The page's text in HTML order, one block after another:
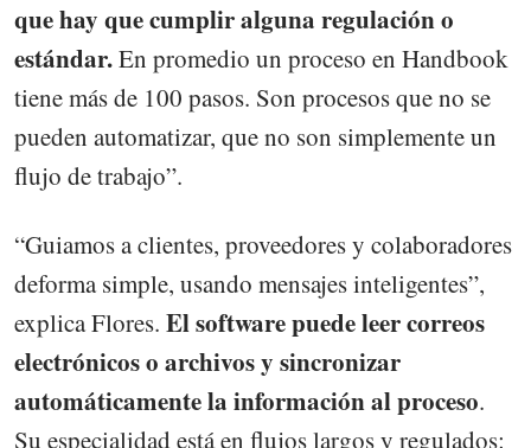
que hay que cumplir alguna regulación o
estándar.En promedio un proceso en Handbook
tiene más de 100 pasos. Son procesos que no se
pueden automatizar, que no son simplemente un
flujo de trabajo”.
“Guiamos a clientes, proveedores y colaboradores
deforma simple, usando mensajes inteligentes”,
explica Flores. El software puede leer correos
electrónicos o archivos y sincronizar
automáticamente la información al proceso.
Su especialidad está en flujos largos y regulados: